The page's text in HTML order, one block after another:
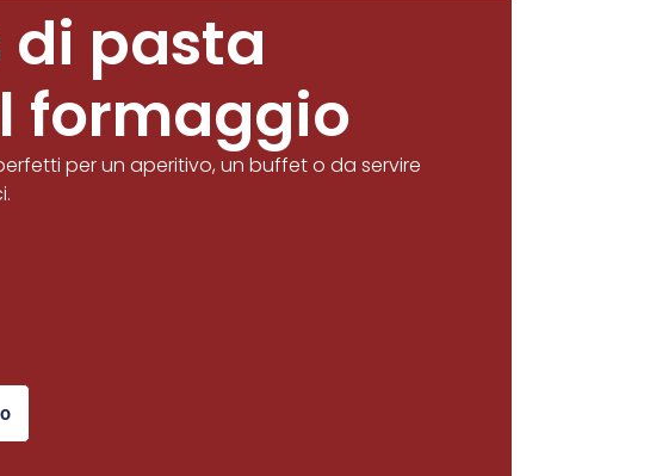
di pasta
formaggio
per un aperitivo, un buffet o da servire